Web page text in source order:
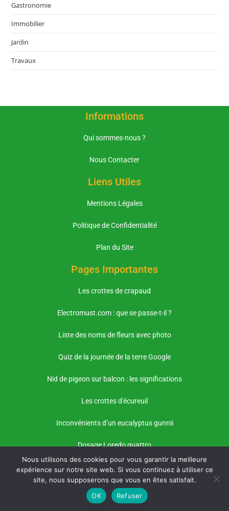
Gastronomie
Immobilier
Jardin
Travaux
Informations
Qui sommes-nous ?
Nous Contacter
Liens Utiles
Mentions Légales
Politique de Confidentialité
Plan du Site
Pages Importantes
Les crottes de crapaud
Electromust.com : que se passe-t-il ?
Liste des noms de fleurs avec photo
Quiz de la journée de la terre Google
Nid de pigeon sur balcon : les significations
Les crottes d'écureuil
Inconvénients d’un eucalyptus gunnii
Dosage Loredo quattro
Nous utilisons des cookies pour vous garantir la meilleure
expérience sur notre site web. Si vous continuez à utiliser ce
site, nous supposerons que vous en êtes satisfait.
OK
Refuser